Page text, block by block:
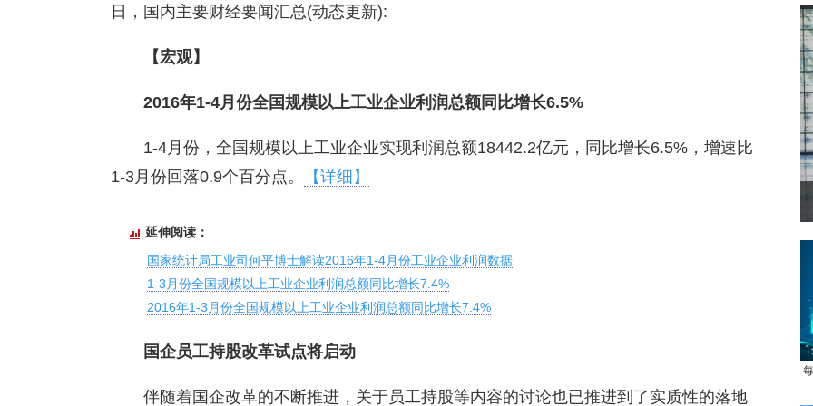
日，国内主要财经要闻汇总(动态更新):
【宏观】
2016年1-4月份全国规模以上工业企业利润总额同比增长6.5%
1-4月份，全国规模以上工业企业实现利润总额18442.2亿元，同比增长6.5%，增速比
1-3月份回落0.9个百分点。
【详细】
延伸阅读：
国家统计局工业司何平博士解读2016年1-4月份工业企业利润数据
1-3月份全国规模以上工业企业利润总额同比增长7.4%
2016年1-3月份全国规模以上工业企业利润总额同比增长7.4%
国企员工持股改革试点将启动
伴随着国企改革的不断推进，关于员工持股等内容的讨论也已推进到了实质性的落地
1